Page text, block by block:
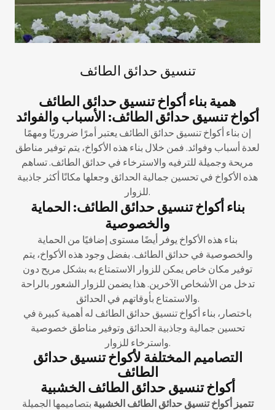
تنسيق حدائق الطائف
همية بناء أكواخ تنسيق حدائق الطائف
أكواخ تنسيق حدائق الطائف: الأسباب والفوائد
إن بناء أكواخ تنسيق حدائق الطائف يعتبر أمرًا ضروريًا ومهمًا
لعدة أسباب وفوائد. فمن خلال بناء هذه الأكواخ، يتم توفير مناطق
مريحة وجميلة للترفيه والاسترخاء في حدائق الطائف. تساهم
هذه الأكواخ في تحسين جمالية الحدائق وجعلها مكانًا أكثر جاذبية
للزوار.
بناء أكواخ تنسيق حدائق الطائف: الحماية
والخصوصية
بناء هذه الأكواخ يوفر أيضًا مستوى إضافيًا من الحماية
والخصوصية في حدائق الطائف. بفضل وجود هذه الأكواخ، يتم
توفير مكان خاص يمكن للزوار الاستمتاع به بشكل مريح دون
تدخل من الأشخاص الآخرين. هذا يضمن للزوار الشعور بالراحة
والاستمتاع بأوقاتهم في الحدائق.
باختصار، بناء أكواخ تنسيق حدائق الطائف له أهمية كبيرة في
تحسين جمالية وجاذبية الحدائق وتوفير مناطق خصوصية
واسترخاء للزوار.
التصاميم المختلفة لأكواخ تنسيق حدائق
الطائف
أكواخ تنسيق حدائق الطائف الخشبية
تتميز أكواخ تنسيق حدائق الطائف الخشبية بتصاميمها الجميلة